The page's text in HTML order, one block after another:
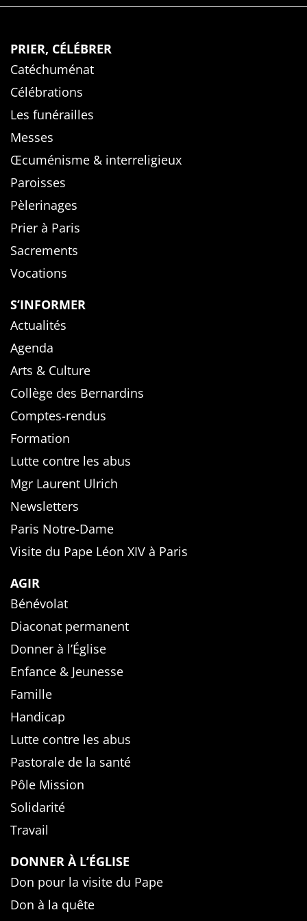
PRIER, CÉLÉBRER
Catéchuménat
Célébrations
Les funérailles
Messes
Œcuménisme & interreligieux
Paroisses
Pèlerinages
Prier à Paris
Sacrements
Vocations
S’INFORMER
Actualités
Agenda
Arts & Culture
Collège des Bernardins
Comptes-rendus
Formation
Lutte contre les abus
Mgr Laurent Ulrich
Newsletters
Paris Notre-Dame
Visite du Pape Léon XIV à Paris
AGIR
Bénévolat
Diaconat permanent
Donner à l’Église
Enfance & Jeunesse
Famille
Handicap
Lutte contre les abus
Pastorale de la santé
Pôle Mission
Solidarité
Travail
DONNER À L’ÉGLISE
Don pour la visite du Pape
Don à la quête